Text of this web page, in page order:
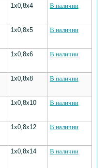
1х0,8х4 В наличии
1х0,8х5 В наличии
1х0,8х6 В наличии
1х0,8х8 В наличии
1х0,8х10 В наличии
1х0,8х12 В наличии
1х0,8х14 В наличии